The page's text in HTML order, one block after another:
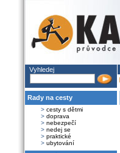
Vyhledej
Rady na cesty
> cesty s dětmi
> doprava
> nebezpečí
> nedej se
> praktické
> ubytování